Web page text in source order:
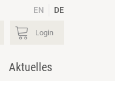
EN DE
Login
Aktuelles